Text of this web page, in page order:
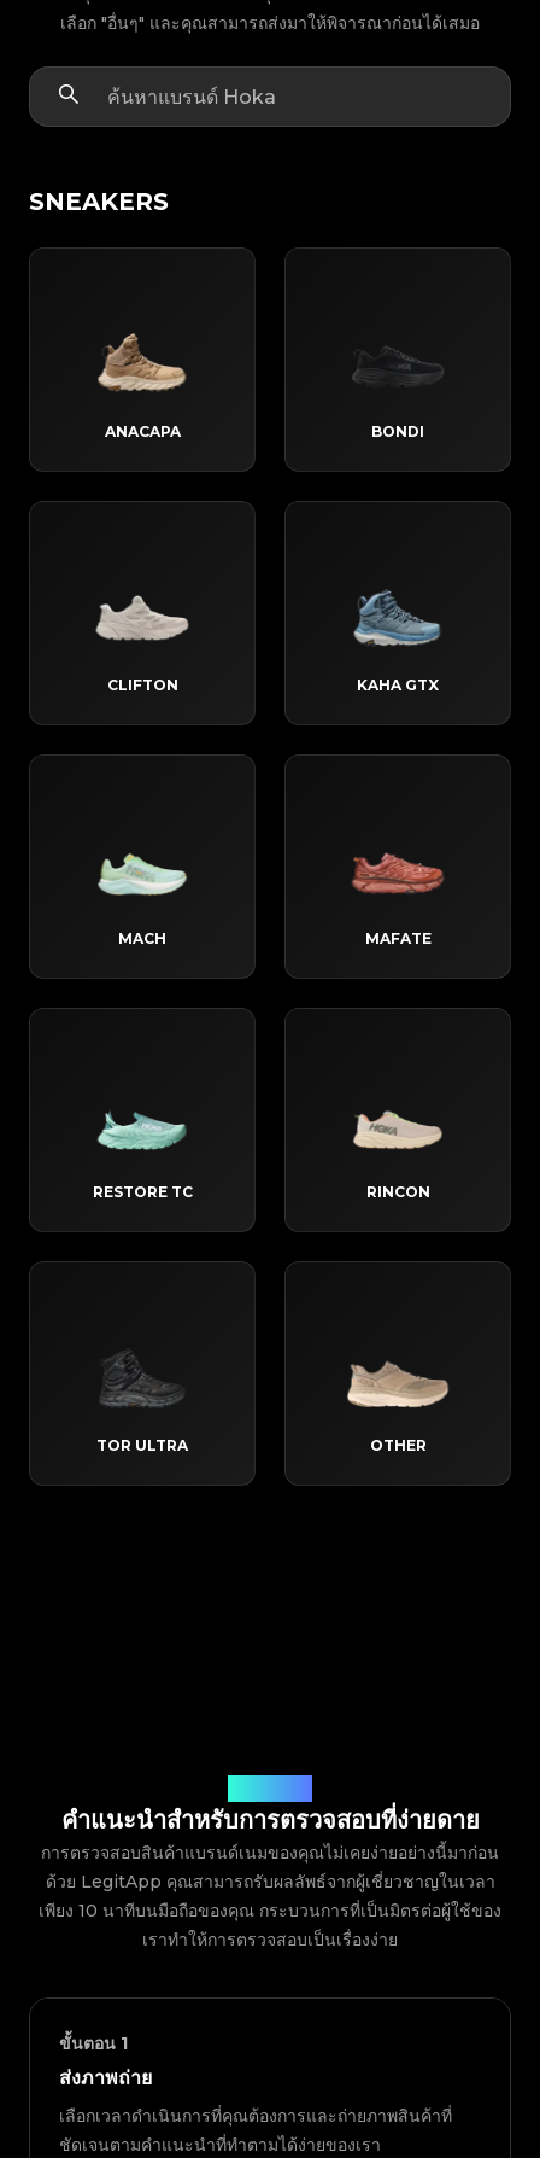
เลือก "อื่นๆ" และคุณสามารถส่งมาให้พิจารณาก่อนได้เสมอ
SNEAKERS
ANACAPA BONDI
CLIFTON KAHA GTX
MACH MAFATE
RESTORE TC RINCON
TOR ULTRA OTHER
คำแนะนำสำหรับการตรวจสอบที่ง่ายดาย
การตรวจสอบสินค้าแบรนด์เนมของคุณไม่เคยง่ายอย่างนี้มาก่อน
ด้วย LegitApp คุณสามารถรับผลลัพธ์จากผู้เชี่ยวชาญในเวลา
เพียง 10 นาทีบนมือถือของคุณ กระบวนการที่เป็นมิตรต่อผู้ใช้ของ
เราทำให้การตรวจสอบเป็นเรื่องง่าย
ขั้นตอน 1
ส่งภาพถ่าย
เลือกเวลาดำเนินการที่คุณต้องการและถ่ายภาพสินค้าที่
ชัดเจนตามคำแนะนำที่ทำตามได้ง่ายของเรา